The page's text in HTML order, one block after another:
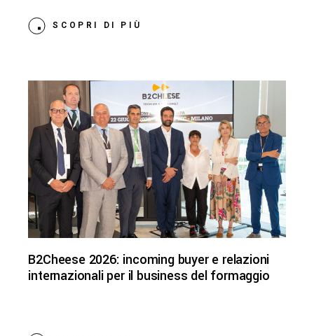
SCOPRI DI PIÙ
B2Cheese 2026: incoming buyer e relazioni
internazionali per il business del formaggio